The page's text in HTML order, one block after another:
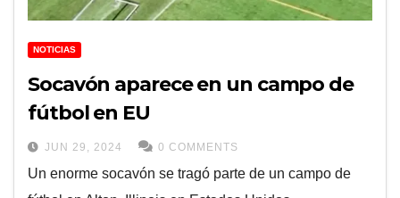
NOTICIAS
Socavón aparece en un campo de
fútbol en EU
JUN 29, 2024 0 COMMENTS
Un enorme socavón se tragó parte de un campo de